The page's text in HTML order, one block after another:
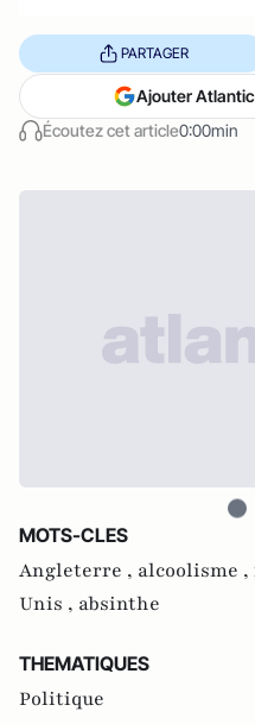
Écoutez cet article0:00min
PARTAGER
Ajouter
MOTS-CLES
Angleterre , alcoolisme ,
Unis , absinthe
THEMATIQUES
Politique